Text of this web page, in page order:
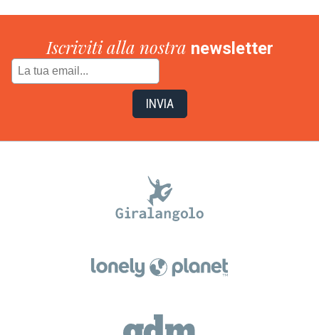
Iscriviti alla nostra newsletter